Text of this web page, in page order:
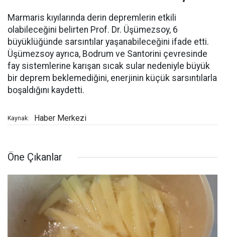
Marmaris kıyılarında derin depremlerin etkili
olabileceğini belirten Prof. Dr. Üşümezsoy, 6
büyüklüğünde sarsıntılar yaşanabileceğini ifade etti.
Üşümezsoy ayrıca, Bodrum ve Santorini çevresinde
fay sistemlerine karışan sıcak sular nedeniyle büyük
bir deprem beklemediğini, enerjinin küçük sarsıntılarla
boşaldığını kaydetti.
Kaynak: Haber Merkezi
Öne Çıkanlar